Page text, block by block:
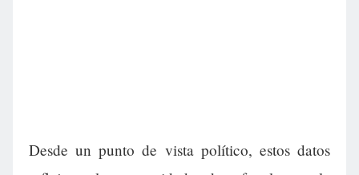
Desde un punto de vista político, estos datos